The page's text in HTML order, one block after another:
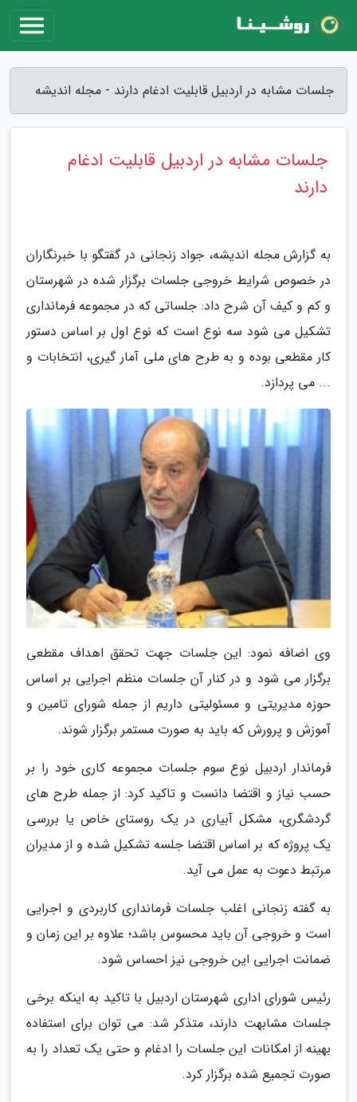
جلسات مشابه در اردبیل قابلیت ادغام دارند - مجله اندیشه
جلسات مشابه در اردبیل قابلیت ادغام
دارند
به گزارش مجله اندیشه، جواد زنجانی در گفتگو با خبرنگاران
در خصوص شرایط خروجی جلسات برگزار شده در شهرستان
و کم و کیف آن شرح داد: جلساتی که در مجموعه فرمانداری
تشکیل می شود سه نوع است که نوع اول بر اساس دستور
کار مقطعی بوده و به طرح های ملی آمار گیری، انتخابات و
... می پردازد.
وی اضافه نمود: این جلسات جهت تحقق اهداف مقطعی
برگزار می شود و در کنار آن جلسات منظم اجرایی بر اساس
حوزه مدیریتی و مسئولیتی داریم از جمله شورای تامین و
آموزش و پرورش که باید به صورت مستمر برگزار شوند.
فرماندار اردبیل نوع سوم جلسات مجموعه کاری خود را بر
حسب نیاز و اقتضا دانست و تاکید کرد: از جمله طرح های
گردشگری، مشکل آبیاری در یک روستای خاص یا بررسی
یک پروژه که بر اساس اقتضا جلسه تشکیل شده و از مدیران
مرتبط دعوت به عمل می آید.
به گفته زنجانی اغلب جلسات فرمانداری کاربردی و اجرایی
است و خروجی آن باید محسوس باشد؛ علاوه بر این زمان و
ضمانت اجرایی این خروجی نیز احساس شود.
رئیس شورای اداری شهرستان اردبیل با تاکید به اینکه برخی
جلسات مشابهت دارند، متذکر شد: می توان برای استفاده
بهینه از امکانات این جلسات را ادغام و حتی یک تعداد را به
صورت تجمیع شده برگزار کرد.